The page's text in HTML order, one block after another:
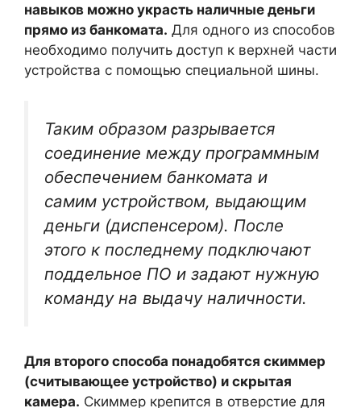
навыков можно украсть наличные деньги
прямо из банкомата. Для одного из способов
необходимо получить доступ к верхней части
устройства с помощью специальной шины.
Таким образом разрывается
соединение между программным
обеспечением банкомата и
самим устройством, выдающим
деньги (диспенсером). После
этого к последнему подключают
поддельное ПО и задают нужную
команду на выдачу наличности.
Для второго способа понадобятся скиммер
(считывающее устройство) и скрытая
камера. Скиммер крепится в отверстие для